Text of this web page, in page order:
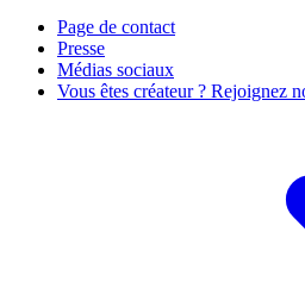
Page de contact
Presse
Médias sociaux
Vous êtes créateur ? Rejoignez